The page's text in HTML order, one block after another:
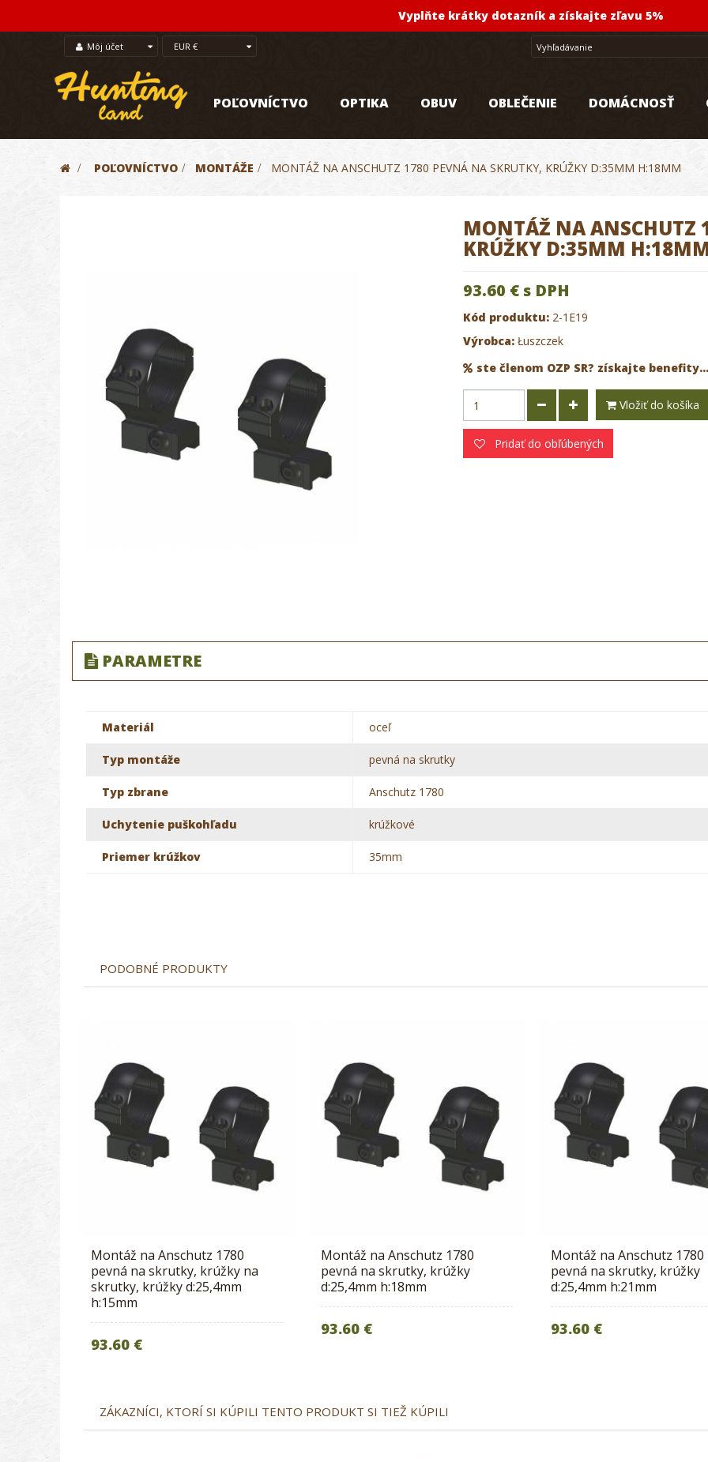
Vyplňte krátky dotazník a získajte zľavu 5%
Môj účet EUR €
POĽOVNÍCTVO OPTIKA OBUV OBLEČENIE DOMÁCNOSŤ
> POĽOVNÍCTVO > MONTÁŽE > MONTÁŽ NA ANSCHUTZ 1780 PEVNÁ NA SKRUTKY, KRÚŽKY D:35MM H:18MM
MONTÁŽ NA ANSCHUTZ
KRÚŽKY D:35MM
93.60 €s DPH
Kód produktu: 2-1E19
Výrobca: Łuszczek
ste členom OZP SR? získajte benefity...
Vložiť do košíka
Pridať do obľúbených
PARAMETRE
Materiál oceľ
Typ montáže pevná na skrutky
Typ zbrane Anschutz 1780
Uchytenie puškohľadu krúžkové
Priemer krúžkov 35mm
PODOBNÉ PRODUKTY
Montáž na Anschutz 1780
pevná na skrutky, krúžky na
skrutky, krúžky d:25,4mm
h:15mm
93.60 €
Montáž na Anschutz 1780
pevná na skrutky, krúžky
d:25,4mm h:18mm
93.60 €
Montáž na Anschutz 1780
pevná na skrutky, krúžky
d:25,4mm h:21mm
93.60 €
ZÁKAZNÍCI, KTORÍ SI KÚPILI TENTO PRODUKT SI TIEŽ KÚPILI